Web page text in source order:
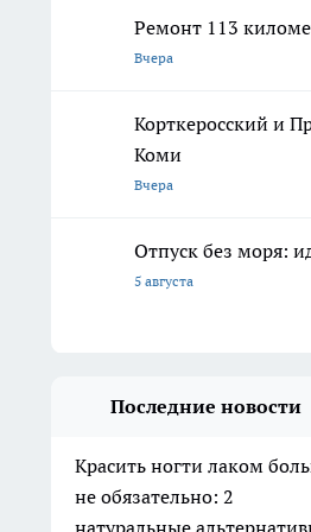
Ремонт 113
Вчера
Корткеросский и
Коми
Вчера
Отпуск без моря:
5 августа
Последние новости
Красить ногти лаком
не обязательно: 2